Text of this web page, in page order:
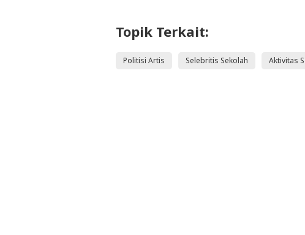
Topik Terkait:
Politisi Artis Selebritis Sekolah Aktivitas